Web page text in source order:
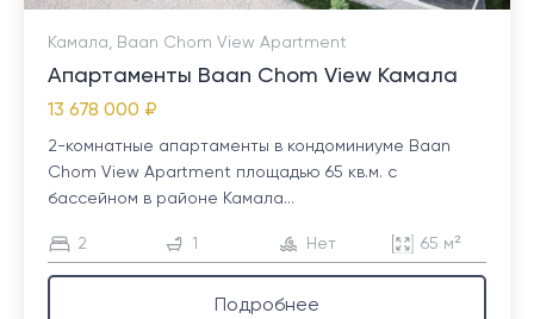
Камала, Baan Chom View Apartment
Апартаменты Baan Chom View Камала
13 678 000 ₽
2-комнатные апартаменты в кондоминиуме Baan
Chom View Apartment площадью 65 кв.м. с
бассейном в районе Камала...
2 1 Нет 65 м²
Подробнее